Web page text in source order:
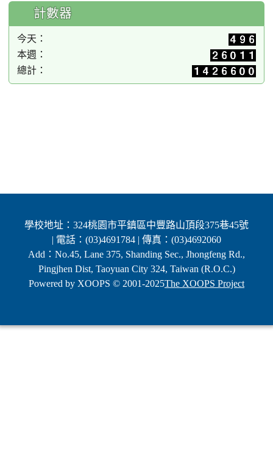
計數器
今天：
本週：
總計：
學校地址：324桃園市平鎮區中豐路山頂段375巷45號
| 電話：(03)4691784 | 傳真：(03)4692060
Add：No.45, Lane 375, Shanding Sec., Jhongfeng Rd.,
Pingjhen Dist, Taoyuan City 324, Taiwan (R.O.C.)
Powered by XOOPS © 2001-2025The XOOPS Project